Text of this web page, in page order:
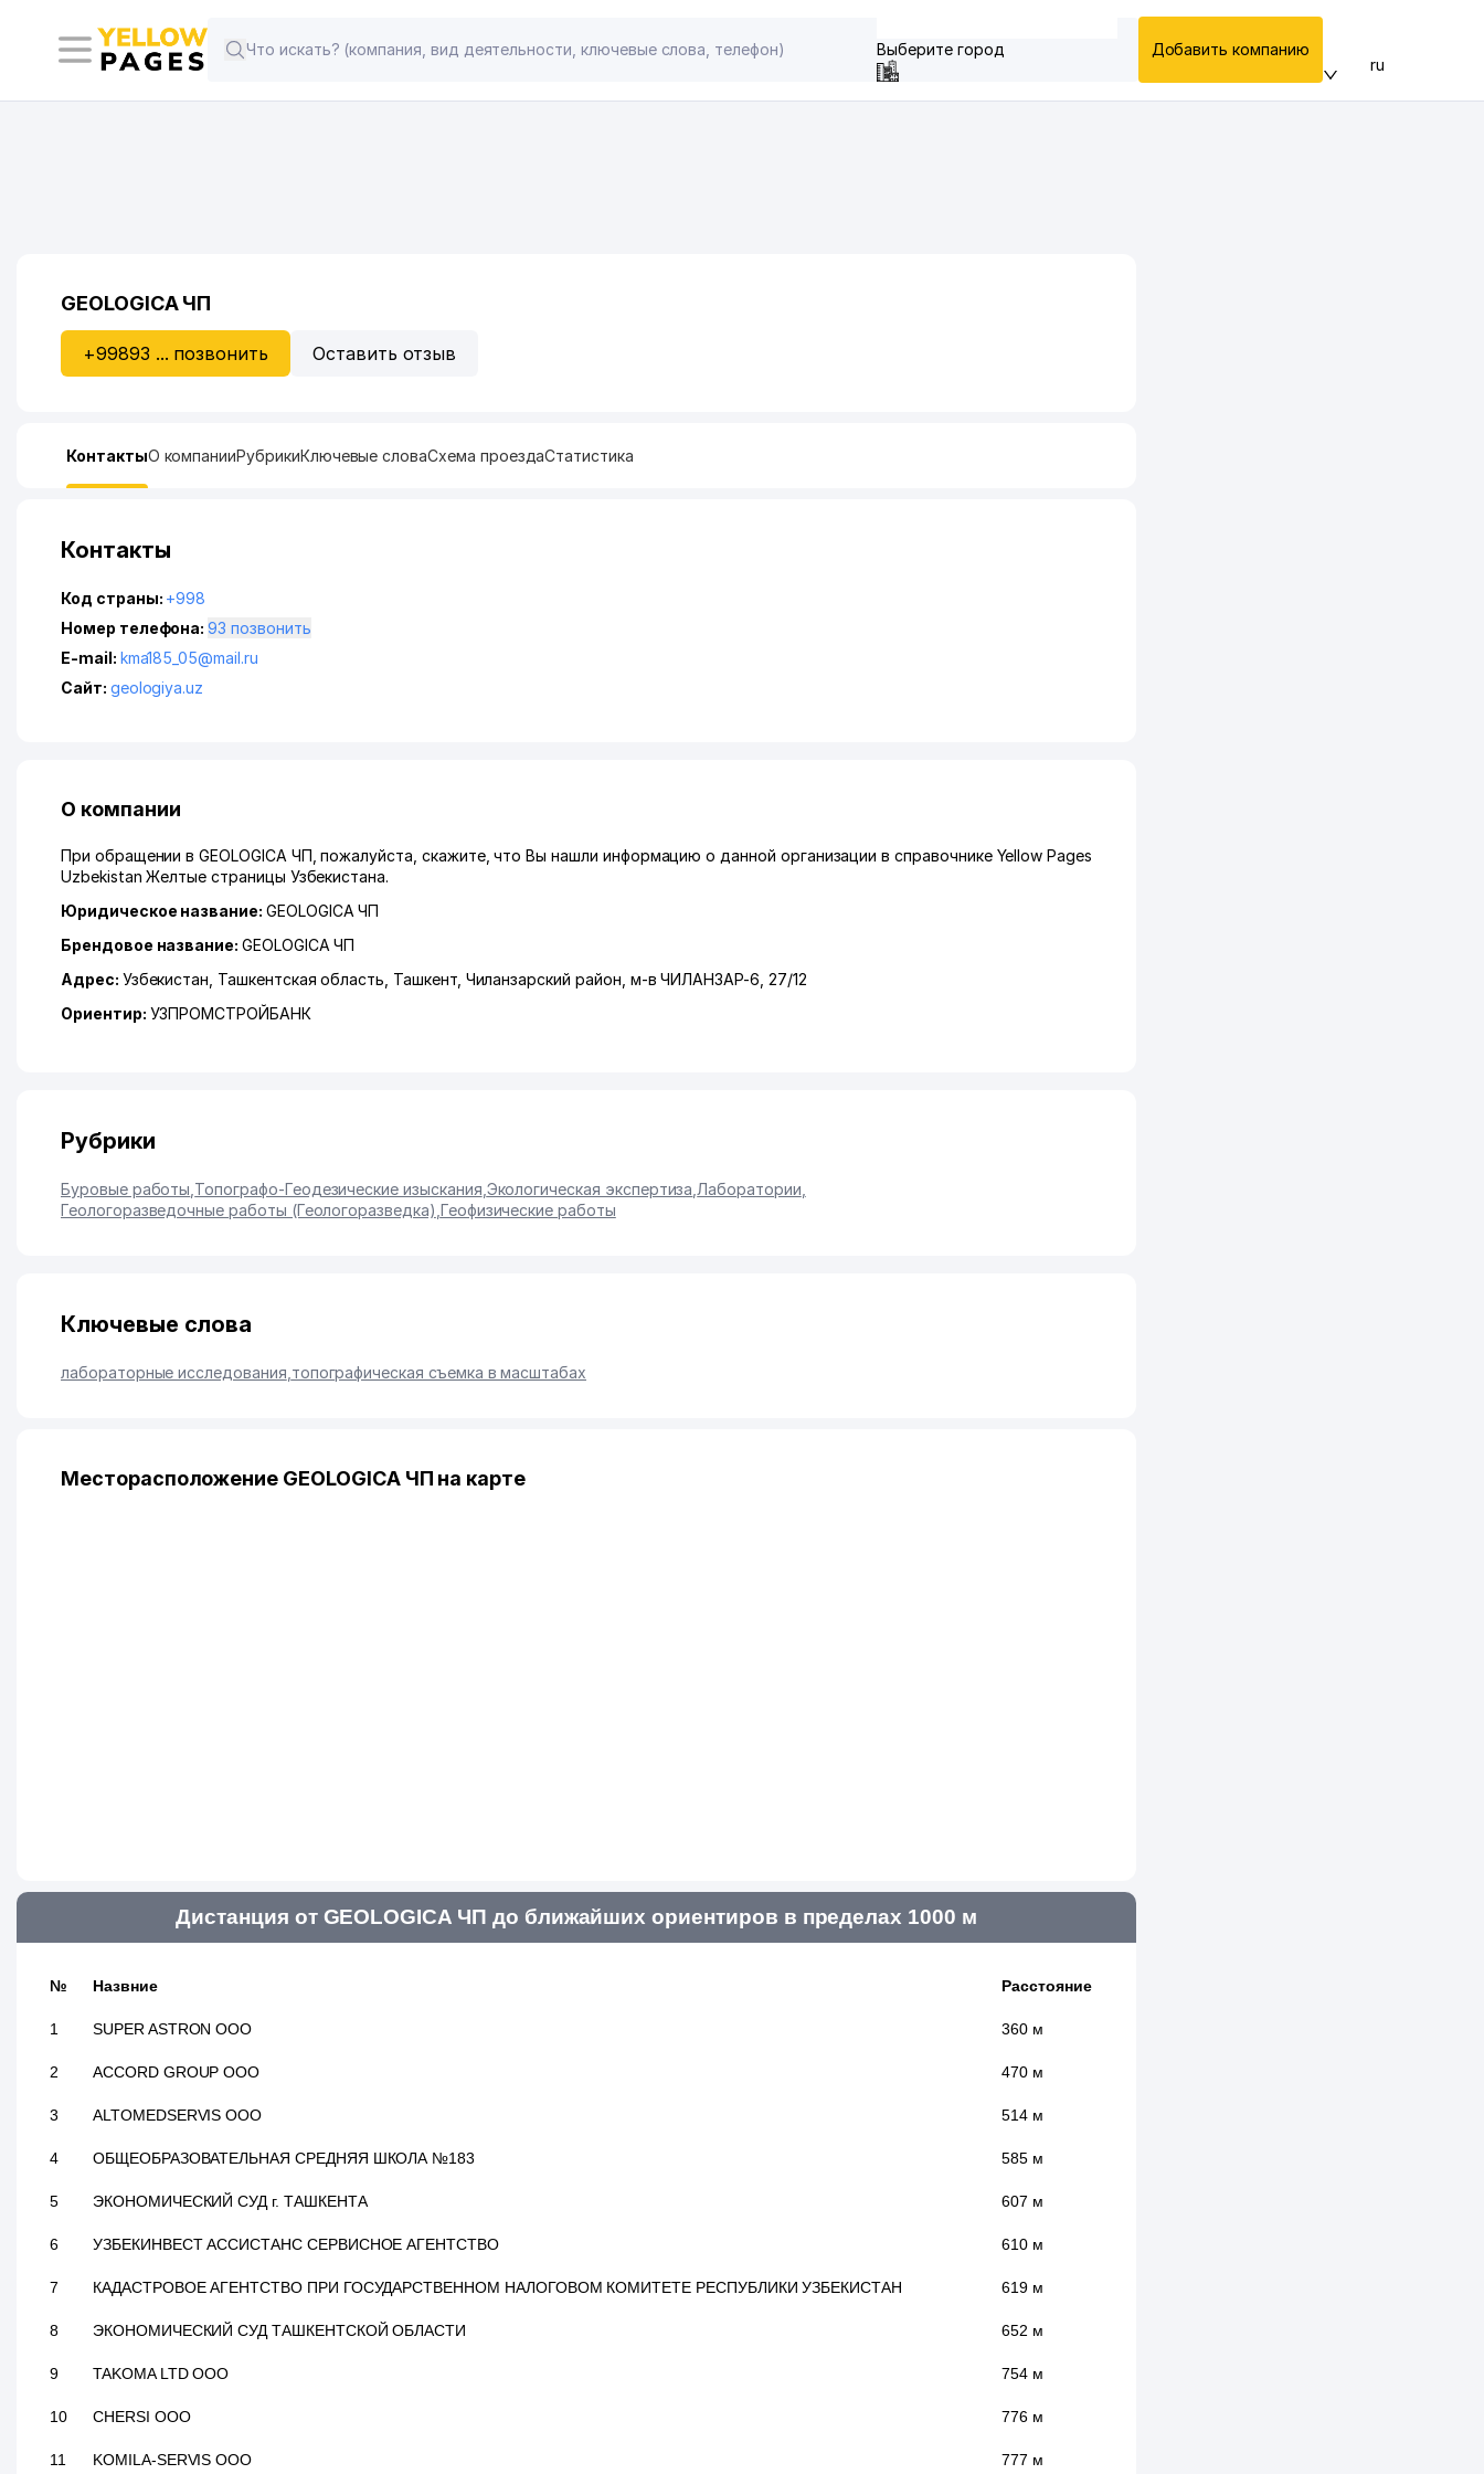
Выберите город Добавить компанию
ru
GEOLOGICA ЧП
+99893 ... позвонить Оставить отзыв
КонтактыО компанииРубрикиКлючевые словаСхема проездаСтатистика
Контакты
Код страны: +998
Номер телефона:
93 позвонить
E-mail: kma185_05@mail.ru
Сайт: geologiya.uz
О компании
При обращении в GEOLOGICA ЧП, пожалуйста, скажите, что Вы нашли информацию о данной организации в справочнике Yellow Pages
Uzbekistan Желтые страницы Узбекистана.
Юридическое название: GEOLOGICA ЧП
Брендовое название: GEOLOGICA ЧП
Адрес: Узбекистан, Ташкентская область Ташкент, Чиланзарский район м-в ЧИЛАНЗАР-6 , 27/12
Ориентир: УЗПРОМСТРОЙБАНК
Рубрики
Буровые работы Топографо-Геодезические изыскания Экологическая экспертиза Лаборатории
Геологоразведочные работы (Геологоразведка) Геофизические работы
Ключевые слова
лабораторные исследования топографическая съемка в масштабах
Месторасположение GEOLOGICA ЧП на карте
Дистанция от GEOLOGICA ЧП до ближайших ориентиров в пределах 1000 м
№ Назвние Расстояние
1 SUPER ASTRON ООО 360 м
2 ACCORD GROUP ООО 470 м
3 ALTOMEDSERVIS ООО 514 м
4 ОБЩЕОБРАЗОВАТЕЛЬНАЯ СРЕДНЯЯ ШКОЛА №183 585 м
5 ЭКОНОМИЧЕСКИЙ СУД г. ТАШКЕНТА 607 м
6 УЗБЕКИНВЕСТ АССИСТАНС СЕРВИСНОЕ АГЕНТСТВО 610 м
7 КАДАСТРОВОЕ АГЕНТСТВО ПРИ ГОСУДАРСТВЕННОМ НАЛОГОВОМ КОМИТЕТЕ РЕСПУБЛИКИ УЗБЕКИСТАН 619 м
8 ЭКОНОМИЧЕСКИЙ СУД ТАШКЕНТСКОЙ ОБЛАСТИ 652 м
9 TAKOMA LTD ООО 754 м
10 CHERSI ООО 776 м
11 KOMILA-SERVIS ООО 777 м